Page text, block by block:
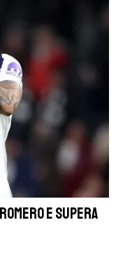
e supera